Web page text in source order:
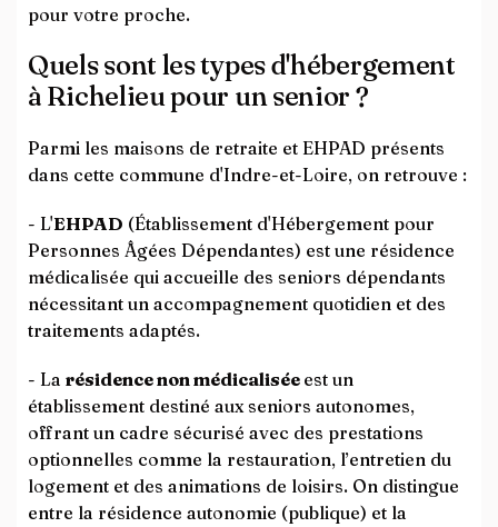
pour votre proche.
Quels sont les types d'hébergement
à Richelieu pour un senior ?
Parmi les maisons de retraite et EHPAD présents
dans cette commune d'Indre-et-Loire, on retrouve :
- L'EHPAD (Établissement d'Hébergement pour
Personnes Âgées Dépendantes) est une résidence
médicalisée qui accueille des seniors dépendants
nécessitant un accompagnement quotidien et des
traitements adaptés.
- La résidence non médicalisée est un
établissement destiné aux seniors autonomes,
offrant un cadre sécurisé avec des prestations
optionnelles comme la restauration, l’entretien du
logement et des animations de loisirs. On distingue
entre la résidence autonomie (publique) et la